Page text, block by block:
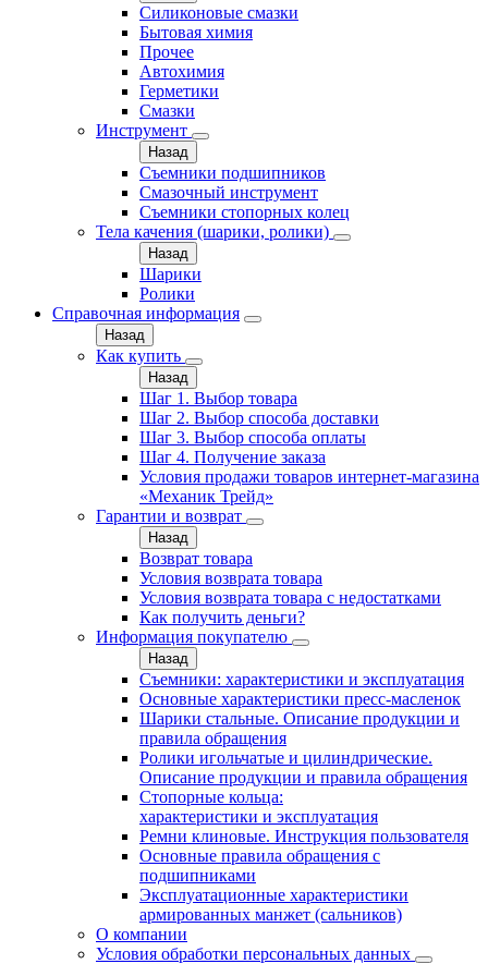
Силиконовые смазки
Бытовая химия
Прочее
Автохимия
Герметики
Смазки
Инструмент
Назад
Съемники подшипников
Смазочный инструмент
Съемники стопорных колец
Тела качения (шарики, ролики)
Назад
Шарики
Ролики
Справочная информация
Назад
Как купить
Назад
Шаг 1. Выбор товара
Шаг 2. Выбор способа доставки
Шаг 3. Выбор способа оплаты
Шаг 4. Получение заказа
Условия продажи товаров интернет-магазина
«Механик Трейд»
Гарантии и возврат
Назад
Возврат товара
Условия возврата товара
Условия возврата товара с недостатками
Как получить деньги?
Информация покупателю
Назад
Съемники: характеристики и эксплуатация
Основные характеристики пресс‑масленок
Шарики стальные. Описание продукции и
правила обращения
Ролики игольчатые и цилиндрические.
Описание продукции и правила обращения
Стопорные кольца:
характеристики и эксплуатация
Ремни клиновые. Инструкция пользователя
Основные правила обращения с
подшипниками
Эксплуатационные характеристики
армированных манжет (сальников)
О компании
Условия обработки персональных данных